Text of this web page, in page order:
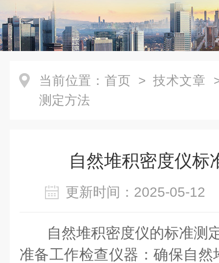
当前位置： 首页 > 技术文章
测定方法
自然堆积密度仪标
更新时间：2025-05-
自然堆积密度仪的标准测
准备工作检查仪器：确保自